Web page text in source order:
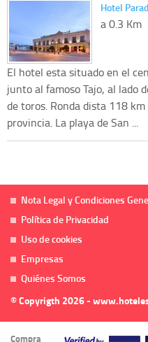
Hotel
a 0.3 Km
El hotel esta situado en el
junto al famoso Tajo, al lado
de toros. Ronda dista 118
provincia. La playa de San ...
Nota Legal y Condiciones
Política de Privacidad
Uso de cookies
Empresas
Quiénes Somos
© Copyrigth 2026 -
Compra